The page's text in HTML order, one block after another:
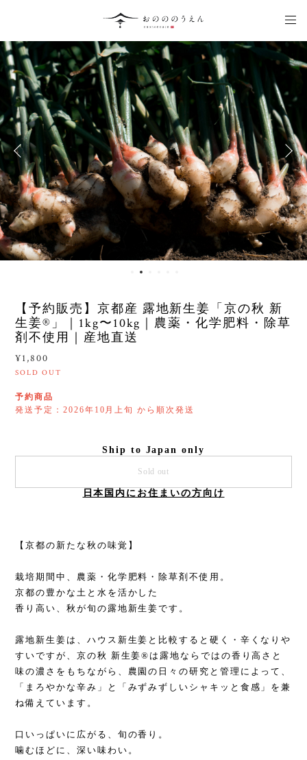
【予約販売】京都産 露地新生姜「京の秋 新
生姜®︎」｜1kg〜10kg｜農薬・化学肥料・除草
剤不使用｜産地直送
¥1,800
SOLD OUT
予約商品
発送予定：2026年10月上旬 から順次発送
Ship to Japan only
Sold out
日本国内にお住まいの方向け
【京都の新たな秋の味覚】
栽培期間中、農薬・化学肥料・除草剤不使用。
京都の豊かな土と水を活かした
香り高い、秋が旬の露地新生姜です。
露地新生姜は、ハウス新生姜と比較すると硬く・辛くなりや
すいですが、京の秋 新生姜®︎は露地ならではの香り高さと
味の濃さをもちながら、農園の日々の研究と管理によって、
「まろやかな辛み」と「みずみずしいシャキッと食感」を兼
ね備えています。
口いっぱいに広がる、旬の香り。
噛むほどに、深い味わい。